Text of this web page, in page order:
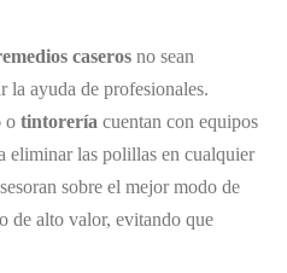
caseros no sean
la ayuda de profesionales.
o tintorería cuentan con equipos
eliminar las polillas en cualquier
sobre el mejor modo de
de alto valor, evitando que